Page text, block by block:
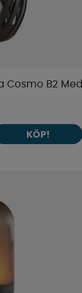
Cosmo B2 Med
KÖP!